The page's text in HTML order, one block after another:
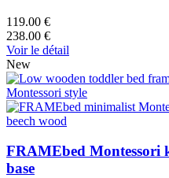
119.00 €
238.00 €
Voir le détail
New
FRAMEbed Montessori
base